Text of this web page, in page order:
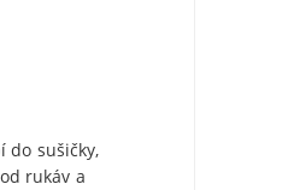
do sušičky,
rukáv a